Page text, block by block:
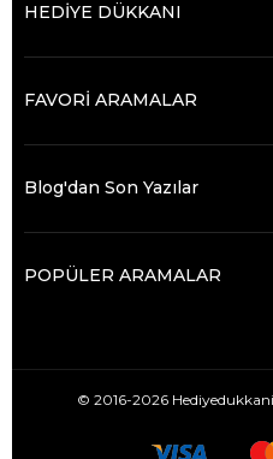
HEDİYE DÜKKANI
FAVORİ ARAMALAR
Blog'dan Son Yazılar
POPÜLER ARAMALAR
© 2016-2026